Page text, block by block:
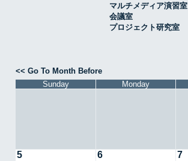
マルチメディア演習室
会議室
プロジェクト研究室
<< Go To Month Before
Sunday
Monday
5 6 7